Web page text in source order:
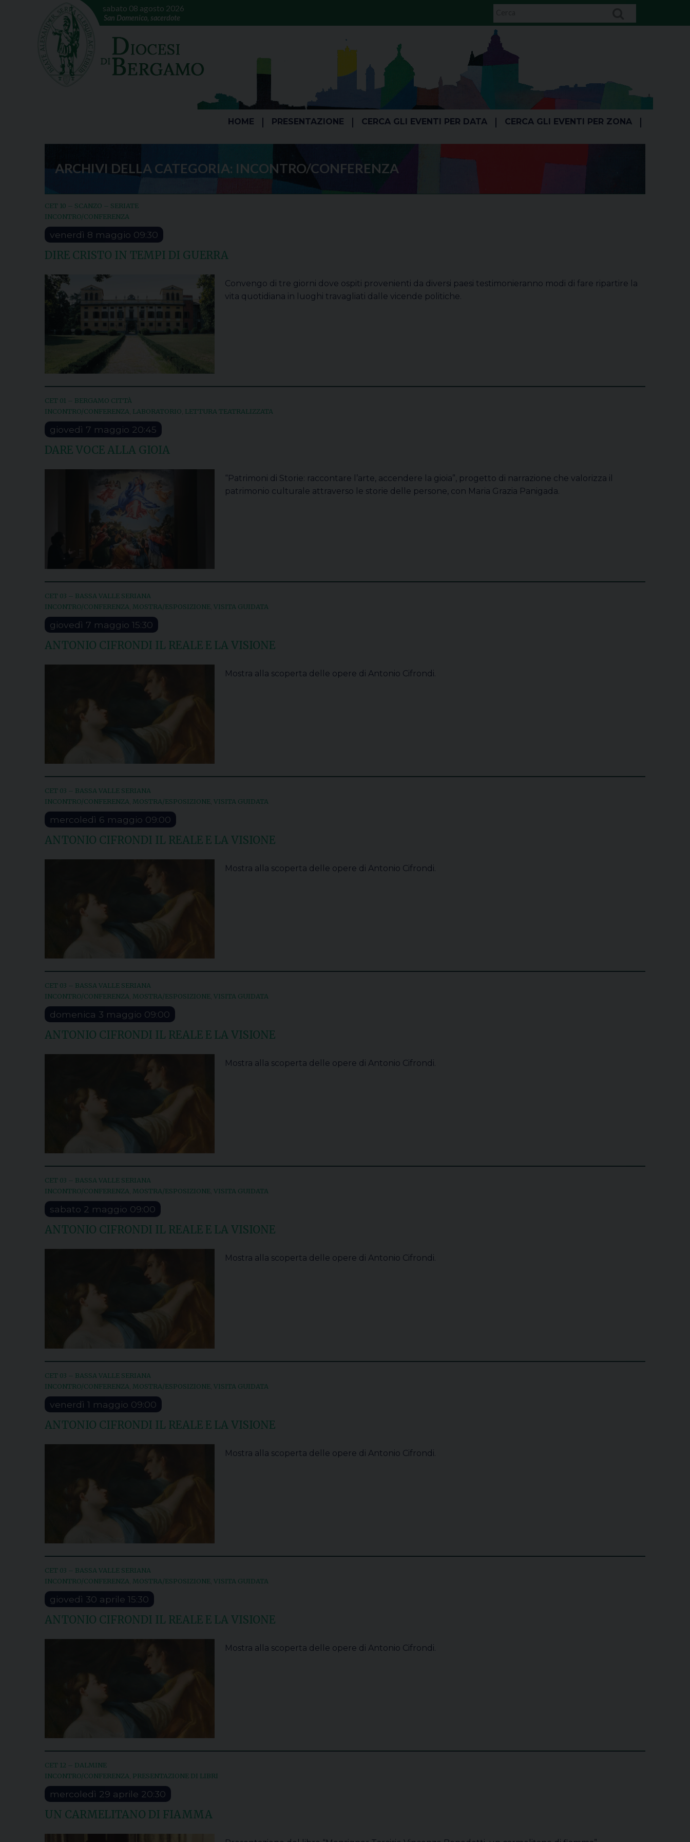
sabato 08 agosto 2026
San Domenico, sacerdote
HOME PRESENTAZIONE CERCA GLI EVENTI PER DATA CERCA GLI EVENTI PER ZONA
ARCHIVI DELLA CATEGORIA: INCONTRO/CONFERENZA
CET 10 – SCANZO – SERIATE
INCONTRO/CONFERENZA
venerdì 8 maggio 09:30
DIRE CRISTO IN TEMPI DI GUERRA
Convengo di tre giorni dove ospiti provenienti da diversi paesi testimonieranno modi di fare ripartire la
vita quotidiana in luoghi travagliati dalle vicende politiche.
CET 01 – BERGAMO CITTÀ
INCONTRO/CONFERENZA LABORATORIO LETTURA TEATRALIZZATA
giovedì 7 maggio 20:45
DARE VOCE ALLA GIOIA
“Patrimoni di Storie: raccontare l’arte, accendere la gioia”, progetto di narrazione che valorizza il
patrimonio culturale attraverso le storie delle persone, con Maria Grazia Panigada.
CET 03 – BASSA VALLE SERIANA
INCONTRO/CONFERENZA MOSTRA/ESPOSIZIONE VISITA GUIDATA
giovedì 7 maggio 15:30
ANTONIO CIFRONDI IL REALE E LA VISIONE
Mostra alla scoperta delle opere di Antonio Cifrondi.
CET 03 – BASSA VALLE SERIANA
INCONTRO/CONFERENZA MOSTRA/ESPOSIZIONE VISITA GUIDATA
mercoledì 6 maggio 09:00
ANTONIO CIFRONDI IL REALE E LA VISIONE
Mostra alla scoperta delle opere di Antonio Cifrondi.
CET 03 – BASSA VALLE SERIANA
INCONTRO/CONFERENZA MOSTRA/ESPOSIZIONE VISITA GUIDATA
domenica 3 maggio 09:00
ANTONIO CIFRONDI IL REALE E LA VISIONE
Mostra alla scoperta delle opere di Antonio Cifrondi.
CET 03 – BASSA VALLE SERIANA
INCONTRO/CONFERENZA MOSTRA/ESPOSIZIONE VISITA GUIDATA
sabato 2 maggio 09:00
ANTONIO CIFRONDI IL REALE E LA VISIONE
Mostra alla scoperta delle opere di Antonio Cifrondi.
CET 03 – BASSA VALLE SERIANA
INCONTRO/CONFERENZA MOSTRA/ESPOSIZIONE VISITA GUIDATA
venerdì 1 maggio 09:00
ANTONIO CIFRONDI IL REALE E LA VISIONE
Mostra alla scoperta delle opere di Antonio Cifrondi.
CET 03 – BASSA VALLE SERIANA
INCONTRO/CONFERENZA MOSTRA/ESPOSIZIONE VISITA GUIDATA
giovedì 30 aprile 15:30
ANTONIO CIFRONDI IL REALE E LA VISIONE
Mostra alla scoperta delle opere di Antonio Cifrondi.
CET 12 – DALMINE
INCONTRO/CONFERENZA PRESENTAZIONE DI LIBRI
mercoledì 29 aprile 20:30
UN CARMELITANO DI FIAMMA